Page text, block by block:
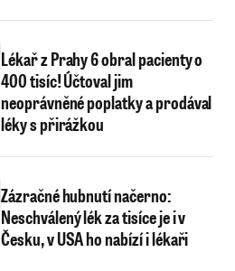
Lékař z Prahy 6 obral pacienty o
400 tisíc! Účtoval jim
neoprávněné poplatky a prodával
léky s přirážkou
Zázračné hubnutí načerno:
Neschválený lék za tisíce je i v
Česku, v USA ho nabízí i lékaři